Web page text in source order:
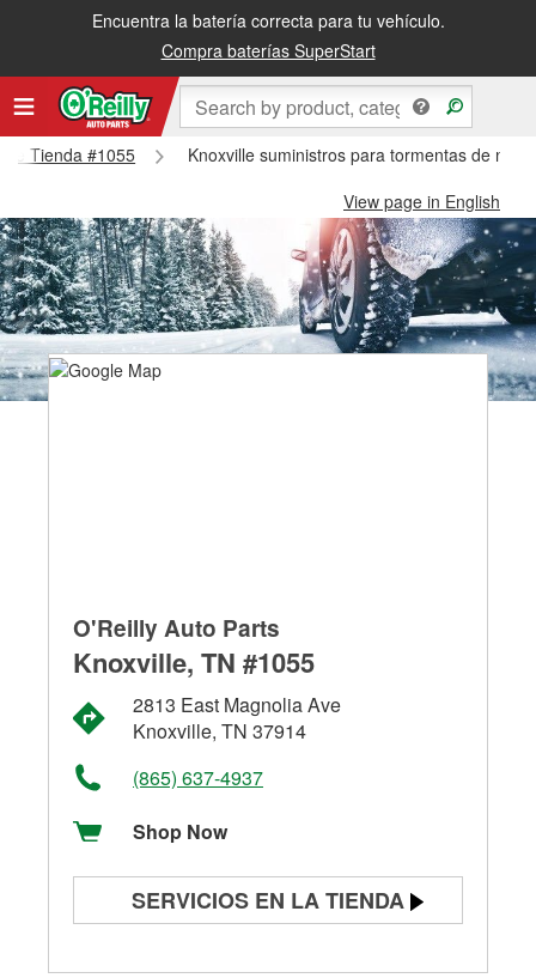
Encuentra la batería correcta para tu vehículo.
Compra baterías SuperStart
Tienda #1055
Knoxville suministros para tormentas de
View page in English
O'Reilly Auto Parts
Knoxville, TN #1055
2813 East Magnolia Ave
Knoxville, TN 37914
(865) 637-4937
Shop Now
SERVICIOS EN LA TIENDA